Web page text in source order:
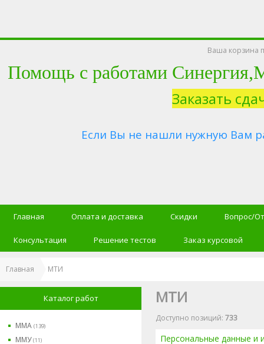
Ваша корзина
Помощь с работами
Заказать
Если Вы не нашли нужную Вам
Главная Оплата и доставка Скидки Вопрос/
Консультация Решение тестов Заказ курсовой
Главная МТИ
Каталог работ
ММА (139)
ММУ(11)
МТИ
Доступно позиций: 733
Персональные данные и